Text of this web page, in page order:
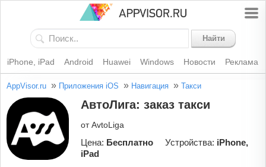
Найти
iPhone, iPad Android Huawei Windows Новости Реклама
AppVisor.ru » Приложения iOS » Навигация » Такси
АвтоЛига: заказ такси
от AvtoLiga
Цена: Бесплатно Устройства: iPhone,
iPad